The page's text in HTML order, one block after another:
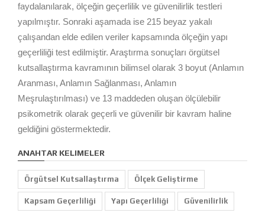
faydalanılarak, ölçeğin geçerlilik ve güvenilirlik testleri
yapılmıştır. Sonraki aşamada ise 215 beyaz yakalı
çalışandan elde edilen veriler kapsamında ölçeğin yapı
geçerliliği test edilmiştir. Araştırma sonuçları örgütsel
kutsallaştırma kavramının bilimsel olarak 3 boyut (Anlamın
Aranması, Anlamın Sağlanması, Anlamın
Meşrulaştırılması) ve 13 maddeden oluşan ölçülebilir
psikometrik olarak geçerli ve güvenilir bir kavram haline
geldiğini göstermektedir.
ANAHTAR KELIMELER
Örgütsel Kutsallaştırma Ölçek Geliştirme
Kapsam Geçerliliği Yapı Geçerliliği Güvenilirlik